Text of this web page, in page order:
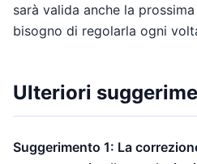
sarà valida anche la
bisogno di regolarla ogni
Ulteriori
Suggerimento 1: La